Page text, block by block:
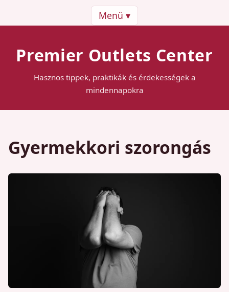
Menü ▾
Premier Outlets Center
Hasznos tippek, praktikák és érdekességek a
mindennapokra
Gyermekkori szorongás